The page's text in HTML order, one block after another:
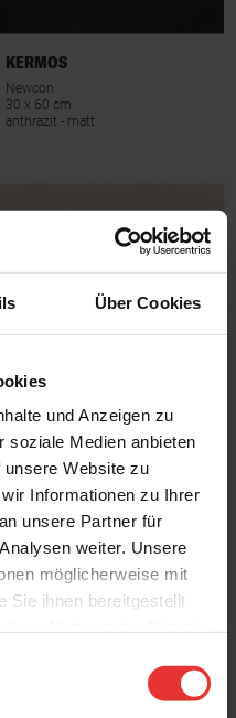
Über Cookies
und Anzeigen zu
soziale Medien anbieten
Website zu
Informationen zu Ihrer
unsere Partner für
weiter. Unsere
möglicherweise mit
Sie ihnen bereitgestellt
KERMOS
Newcon
30 x 60 cm
anthrazit - matt
creme - matt
MEHR
facettenreichen
Fliesen nicht mehr
Newcon zum innovativen
echten Allrounder für Wand und